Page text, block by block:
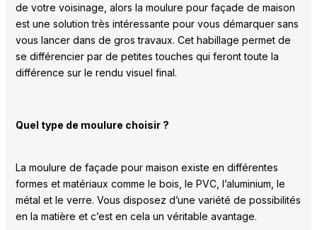
de votre voisinage, alors la moulure pour façade de maison
est une solution très intéressante pour vous démarquer sans
vous lancer dans de gros travaux. Cet habillage permet de
se différencier par de petites touches qui feront toute la
différence sur le rendu visuel final.
Quel type de moulure choisir ?
La moulure de façade pour maison existe en différentes
formes et matériaux comme le bois, le PVC, l’aluminium, le
métal et le verre. Vous disposez d’une variété de possibilités
en la matière et c’est en cela un véritable avantage.